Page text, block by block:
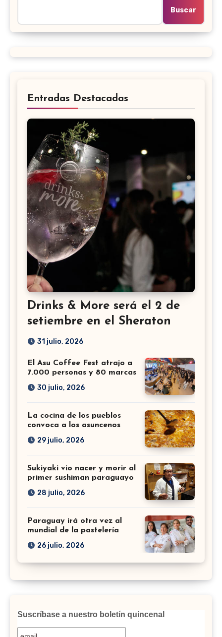
Buscar
Entradas Destacadas
Drinks & More será el 2 de
setiembre en el Sheraton
31 julio, 2026
El Asu Coffee Fest atrajo a
7.000 personas y 80 marcas
30 julio, 2026
La cocina de los pueblos
convoca a los asuncenos
29 julio, 2026
Sukiyaki vio nacer y morir al
primer sushiman paraguayo
28 julio, 2026
Paraguay irá otra vez al
mundial de la pastelería
26 julio, 2026
Suscríbase a nuestro boletín quincenal